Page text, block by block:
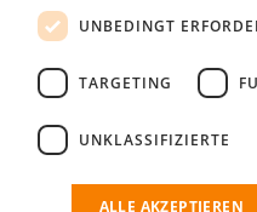
Angemeldet bleiben
Passwort vergessen?
Kostenloses
Wenn Sie sich registriert
passenden Mitarbeiter zu finden.
UNBEDINGT
TARGETING
UNKLASSIFIZIERTE
ALLE AKZEPTIEREN